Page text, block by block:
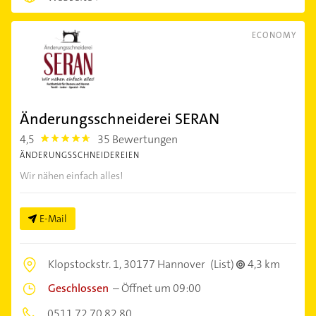
ECONOMY
Änderungsschneiderei SERAN
4,5 4.5 35 Bewertungen
ÄNDERUNGSSCHNEIDEREIEN
Wir nähen einfach alles!
E-Mail
Klopstockstr. 1,30177 Hannover (List)
4,3 km
Geschlossen –Öffnet um 09:00